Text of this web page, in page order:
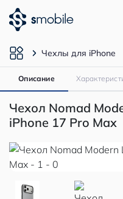
Чехлы для iPhone
Описание
Чехол Nomad
iPhone 17 Pro Max